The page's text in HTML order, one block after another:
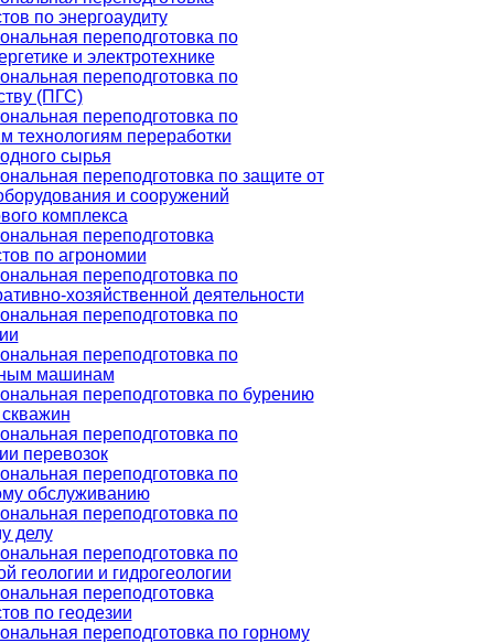
по энергоаудиту
переподготовка по
и электротехнике
переподготовка по
(ПГС)
переподготовка по
технологиям переработки
сырья
переподготовка по защите от
и сооружений
комплекса
переподготовка
по агрономии
переподготовка по
хозяйственной деятельности
переподготовка по
переподготовка по
машинам
переподготовка по бурению
переподготовка по
перевозок
переподготовка по
обслуживанию
переподготовка по
делу
переподготовка по
геологии и гидрогеологии
переподготовка
по геодезии
переподготовка по горному